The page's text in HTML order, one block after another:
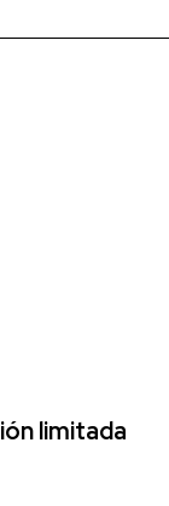
limitada